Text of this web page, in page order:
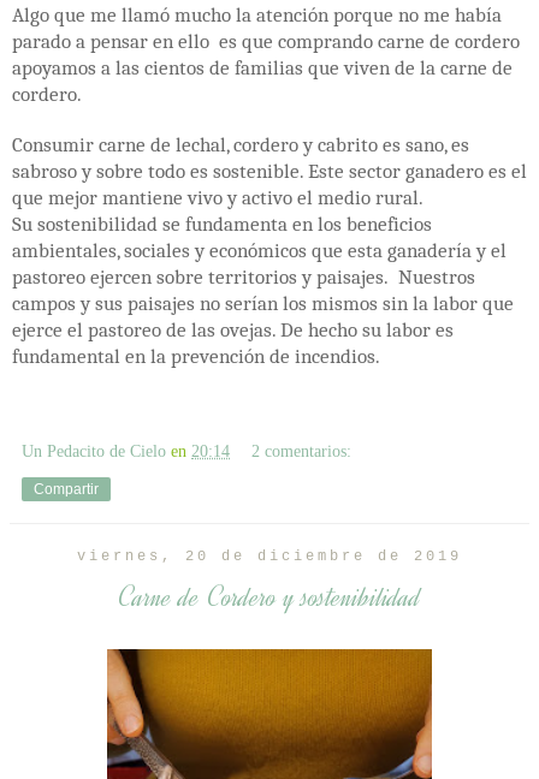
Algo que me llamó mucho la atención porque no me había
parado a pensar en ello es que comprando carne de cordero
apoyamos a las cientos de familias que viven de la carne de
cordero.
Consumir carne de lechal, cordero y cabrito es sano, es
sabroso y sobre todo es sostenible. Este sector ganadero es el
que mejor mantiene vivo y activo el medio rural.
Su sostenibilidad se fundamenta en los beneficios
ambientales, sociales y económicos que esta ganadería y el
pastoreo ejercen sobre territorios y paisajes. Nuestros
campos y sus paisajes no serían los mismos sin la labor que
ejerce el pastoreo de las ovejas. De hecho su labor es
fundamental en la prevención de incendios.
Un Pedacito de Cielo en 20:14 2 comentarios:
Compartir
viernes, 20 de diciembre de 2019
Carne de Cordero y sostenibilidad